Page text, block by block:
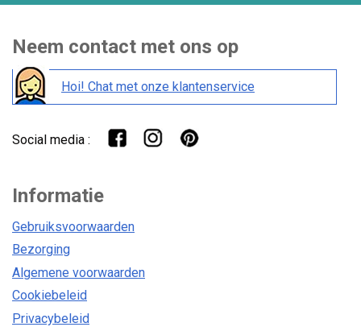
Neem contact met ons op
Hoi! Chat met onze klantenservice
Social media :
Informatie
Gebruiksvoorwaarden
Bezorging
Algemene voorwaarden
Cookiebeleid
Privacybeleid